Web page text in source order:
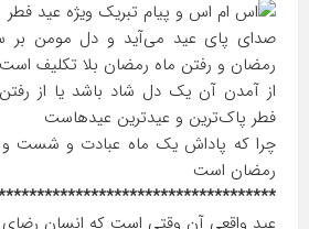
صدای پای عید می‌آید و دل مومن بر
رمضان و رفتن ماه رمضان بلا تکلیف است
از آمدن آن یک دل شاد باشد یا از
فطر پاک‌ترین و عیدترین عیدهاست
چرا که پاداش یک ماه عبادت و شست
رمضان است